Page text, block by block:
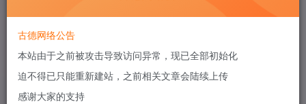
官网：http://evasi0n.com （已无法打开）
源代码：https://github.com/OpenJailbreak/evasi0n6
古德网络公告
本站由于之前被攻击导致访问异常，现已全部初始化
迫不得已只能重新建站，之前相关文章会陆续上传
感谢大家的支持